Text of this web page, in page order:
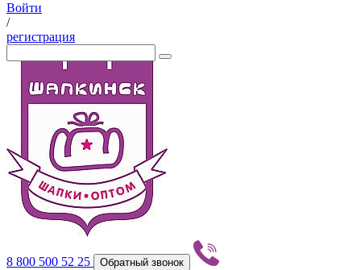
Войти
/
регистрация
8 800 500 52 25 Обратный звонок